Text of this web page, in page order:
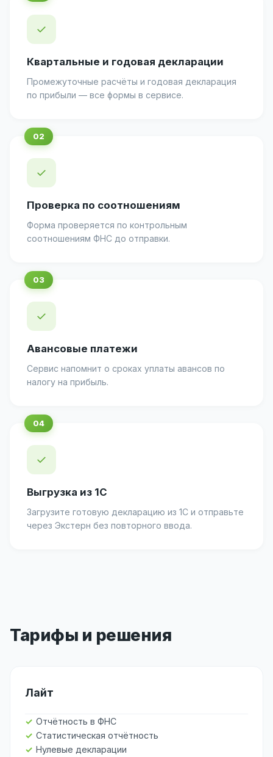
✓
Квартальные и годовая декларации
Промежуточные расчёты и годовая декларация
по прибыли — все формы в сервисе.
✓
Проверка по соотношениям
Форма проверяется по контрольным
соотношениям ФНС до отправки.
✓
Авансовые платежи
Сервис напомнит о сроках уплаты авансов по
налогу на прибыль.
✓
Выгрузка из 1С
Загрузите готовую декларацию из 1С и отправьте
через Экстерн без повторного ввода.
Тарифы и решения
Лайт
Отчётность в ФНС
Статистическая отчётность
Нулевые декларации